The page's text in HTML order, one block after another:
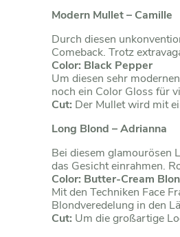
Modern Mullet – Camille
Durch diesen
Comeback. Trotz
Color: Black Pepper
Um diesen sehr
noch ein Color Gloss für
Cut: Der Mullet wird mit
Long Blond – Adrianna
Bei diesem glamourösen
das Gesicht einrahmen.
Color: Butter-Cream
Mit den Techniken Face
Blondveredelung in den
Cut: Um die großartige